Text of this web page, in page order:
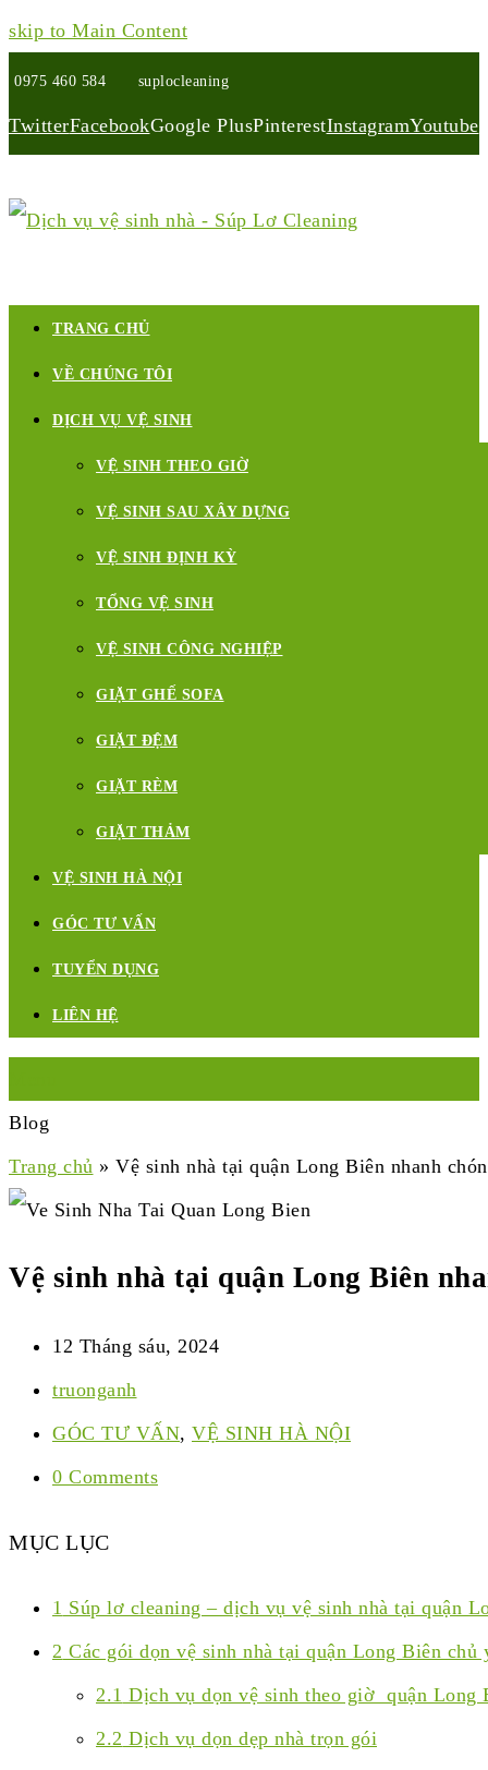
skip to Main Content
0975 460 584 suplocleaning
TwitterFacebookGoogle PlusPinterestInstagramYoutube
TRANG CHỦ
VỀ CHÚNG TÔI
DỊCH VỤ VỆ SINH
VỆ SINH THEO GIỜ
VỆ SINH SAU XÂY DỰNG
VỆ SINH ĐỊNH KỲ
TỔNG VỆ SINH
VỆ SINH CÔNG NGHIỆP
GIẶT GHẾ SOFA
GIẶT ĐỆM
GIẶT RÈM
GIẶT THẢM
VỆ SINH HÀ NỘI
GÓC TƯ VẤN
TUYỂN DỤNG
LIÊN HỆ
Blog
Trang chủ » Vệ sinh nhà tại quận Long Biên nhanh
Vệ sinh nhà tại quận Long Biên
12 Tháng sáu, 2024
truonganh
GÓC TƯ VẤN, VỆ SINH HÀ NỘI
0 Comments
MỤC LỤC
1 Súp lơ cleaning – dịch vụ vệ sinh nhà tại quận
2 Các gói dọn vệ sinh nhà tại quận Long Biên chủ
2.1 Dịch vụ dọn vệ sinh theo giờ quận Long
2.2 Dịch vụ dọn dẹp nhà trọn gói